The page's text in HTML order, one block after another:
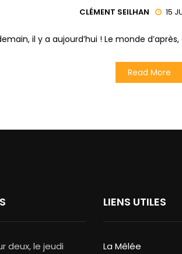
CLÉMENT SEILHAN 15
il y a aujourd’hui ! Le monde
Read More
deux, le jeudi
LIENS UTILES
La Mêlée